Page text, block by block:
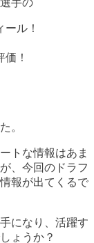
手の
ル！
！
。
トな情報はあま
、今回のドラフ
報が出てくるで
になり、活躍す
ょうか？